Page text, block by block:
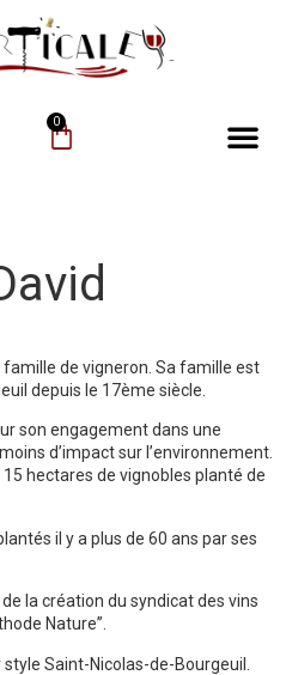
0
famille de vigneron. Sa famille est
depuis le 17ème siècle.
son engagement dans une
d’impact sur l’environnement.
hectares de vignobles planté de
il y a plus de 60 ans par ses
la création du syndicat des vins
Nature”.
style Saint-Nicolas-de-Bourgeuil.